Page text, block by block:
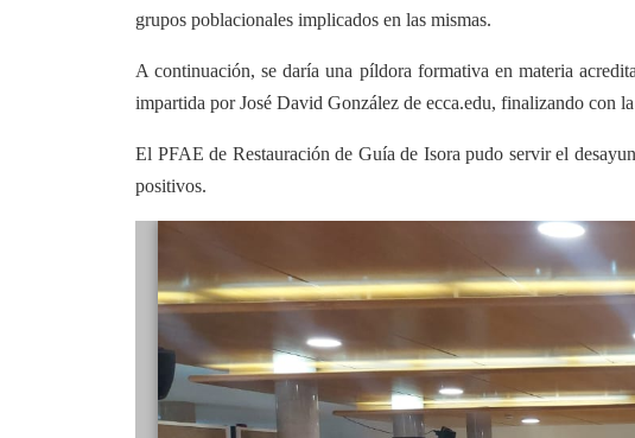
grupos poblacionales implicados en las mismas.
A continuación, se daría una píldora formativa en materia
impartida por José David González de ecca.edu, finalizando con
El PFAE de Restauración de Guía de Isora pudo servir el
positivos.